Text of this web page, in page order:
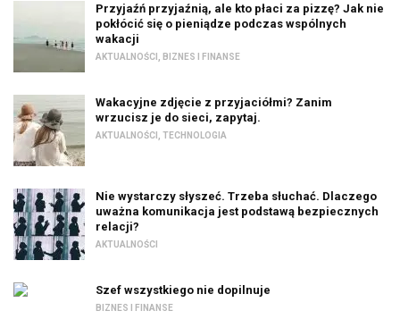
Przyjaźń przyjaźnią, ale kto płaci za pizzę? Jak nie
pokłócić się o pieniądze podczas wspólnych
wakacji
AKTUALNOŚCI BIZNES I FINANSE
Wakacyjne zdjęcie z przyjaciółmi? Zanim
wrzucisz je do sieci, zapytaj.
AKTUALNOŚCI TECHNOLOGIA
Nie wystarczy słyszeć. Trzeba słuchać. Dlaczego
uważna komunikacja jest podstawą bezpiecznych
relacji?
AKTUALNOŚCI
Szef wszystkiego nie dopilnuje
BIZNES I FINANSE